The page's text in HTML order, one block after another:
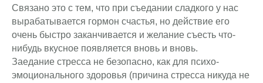
Связано это с тем, что при съедании сладкого у нас
вырабатывается гормон счастья, но действие его
очень быстро заканчивается и желание съесть что-
нибудь вкусное появляется вновь и вновь.
Заедание стресса не безопасно, как для психо-
эмоционального здоровья (причина стресса никуда не